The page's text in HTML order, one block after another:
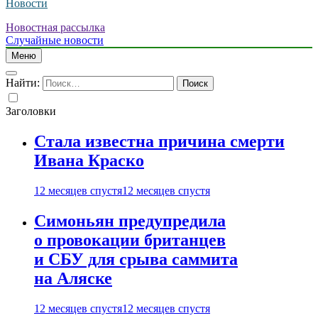
Новости
Новостная рассылка
Случайные новости
Меню
Найти:
Заголовки
Стала известна причина смерти
Ивана Краско
12 месяцев спустя12 месяцев спустя
Симоньян предупредила
о провокации британцев
и СБУ для срыва саммита
на Аляске
12 месяцев спустя12 месяцев спустя